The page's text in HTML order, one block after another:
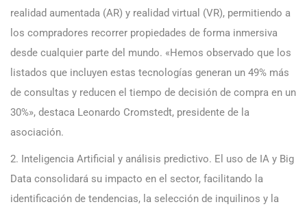
realidad aumentada (AR) y realidad virtual (VR), permitiendo a
los compradores recorrer propiedades de forma inmersiva
desde cualquier parte del mundo. «Hemos observado que los
listados que incluyen estas tecnologías generan un 49% más
de consultas y reducen el tiempo de decisión de compra en un
30%», destaca Leonardo Cromstedt, presidente de la
asociación.
2. Inteligencia Artificial y análisis predictivo. El uso de IA y Big
Data consolidará su impacto en el sector, facilitando la
identificación de tendencias, la selección de inquilinos y la